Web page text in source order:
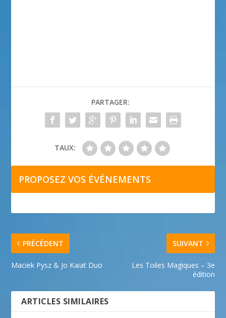
PARTAGER:
TAUX:
PROPOSEZ VOS ÉVÉNEMENTS
PRÉCÉDENT
Maciek Pysz & Jo Kaiat Duo
SUIVANT
Les Toiles Magiques – 3e
édition
ARTICLES SIMILAIRES